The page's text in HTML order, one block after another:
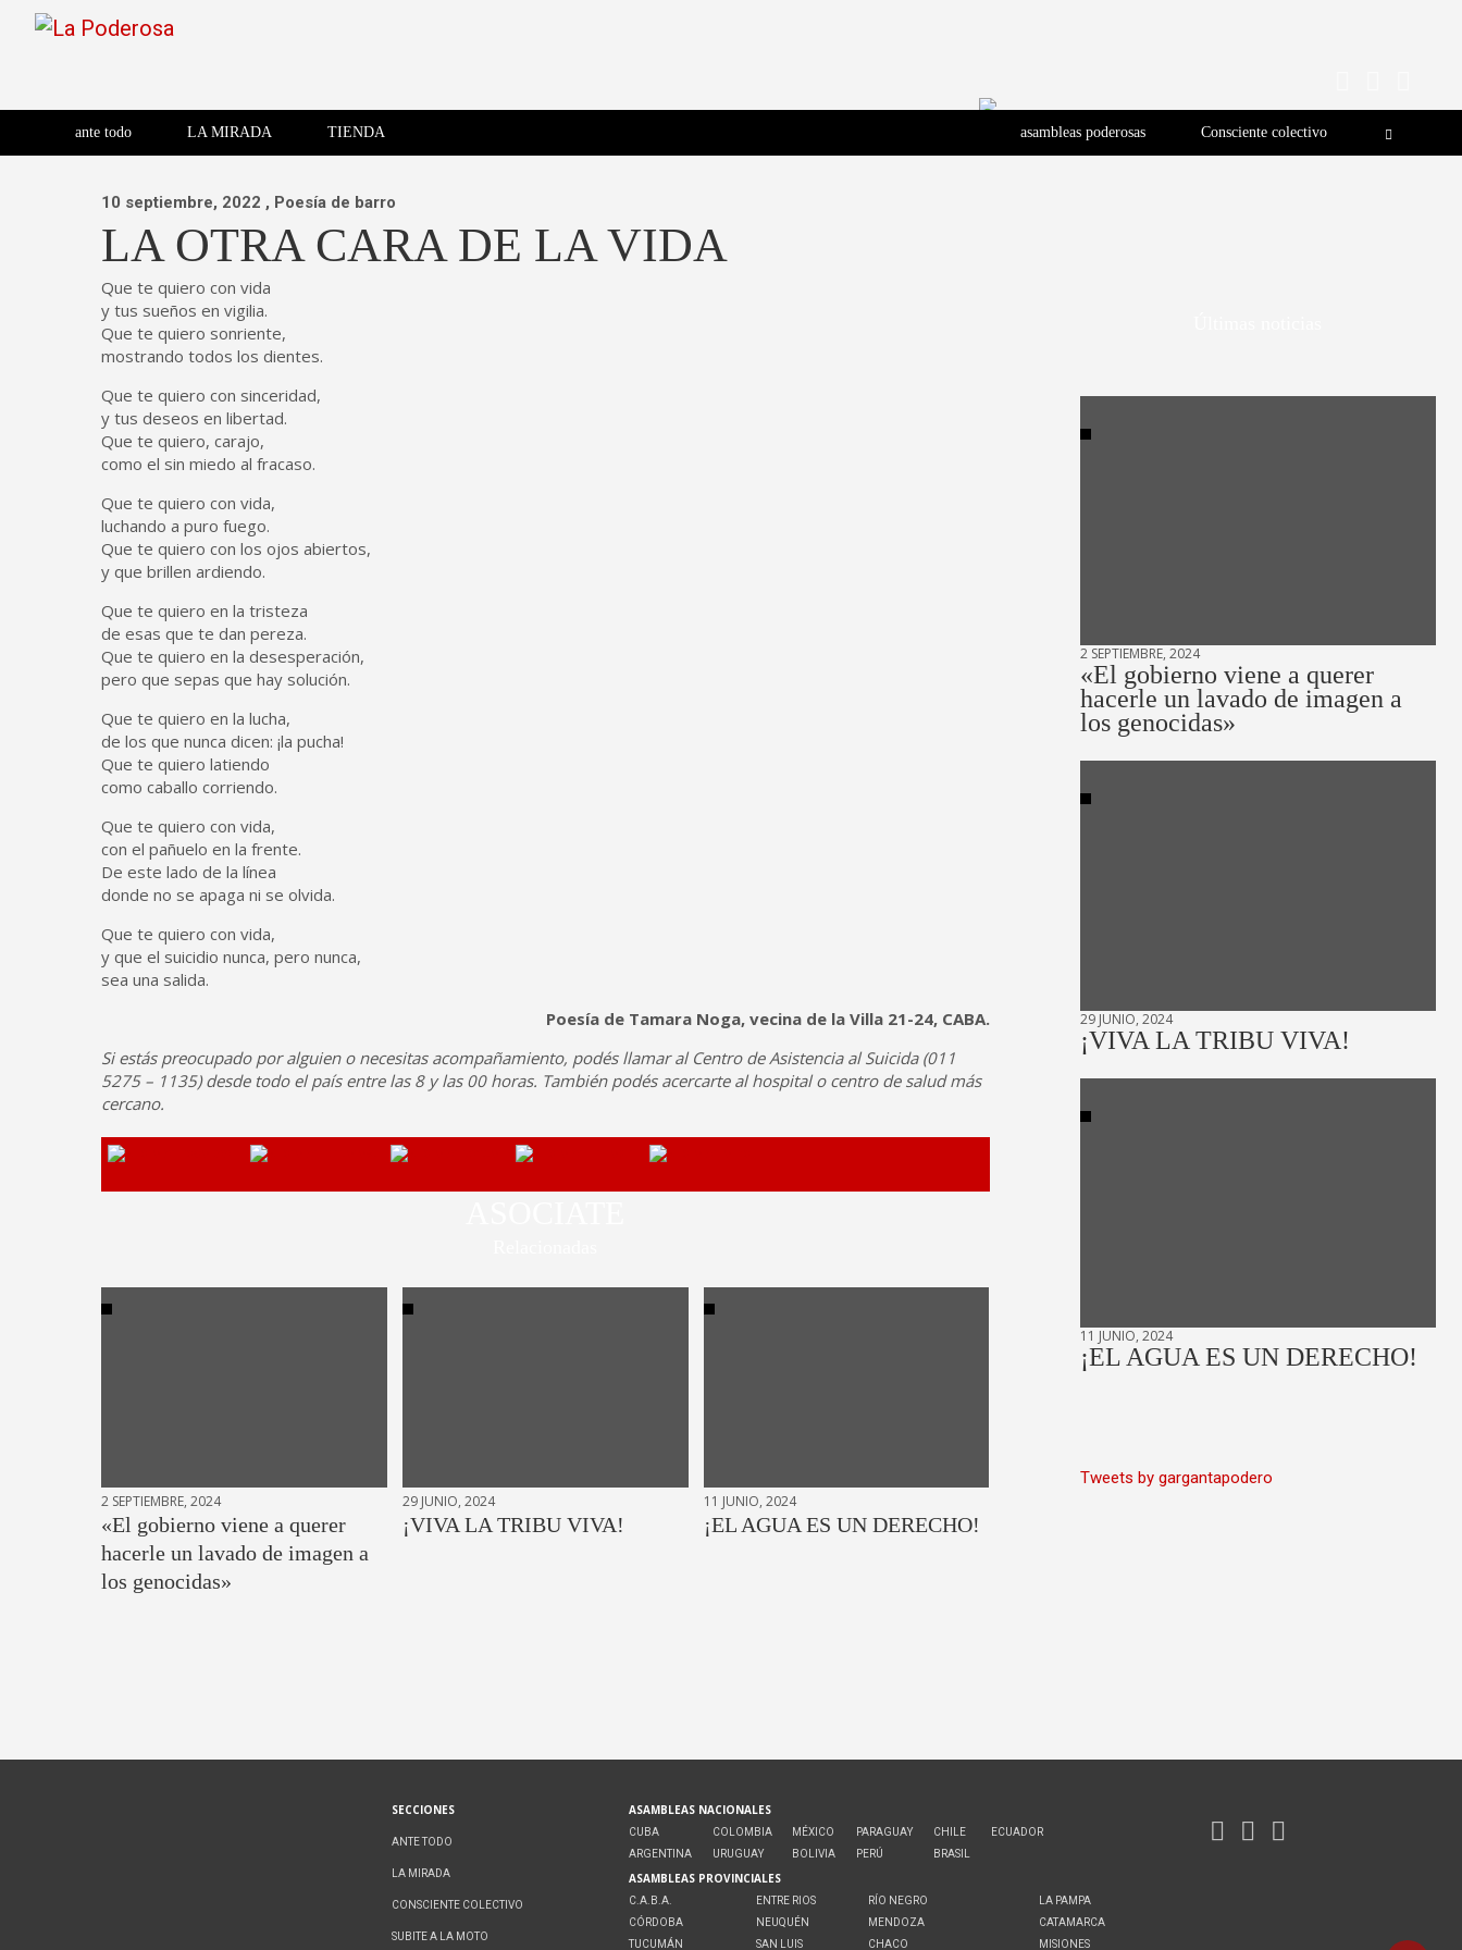
Saltar
La Poderosa
brazo literario del movimiento
La Poderosa
Revista de cultura villera, brazo literario del movimiento La Poderosa.
ante todo LA MIRADA TIENDA asambleas poderosas Consciente colectivo
10 septiembre, 2022 , Poesía de barro
LA OTRA CARA DE LA VIDA
Que te quiero con vida
y tus sueños en vigilia.
Que te quiero sonriente,
mostrando todos los dientes.
Que te quiero con sinceridad,
y tus deseos en libertad.
Que te quiero, carajo,
como el sin miedo al fracaso.
Que te quiero con vida,
luchando a puro fuego.
Que te quiero con los ojos abiertos,
y que brillen ardiendo.
Que te quiero en la tristeza
de esas que te dan pereza.
Que te quiero en la desesperación,
pero que sepas que hay solución.
Que te quiero en la lucha,
de los que nunca dicen: ¡la pucha!
Que te quiero latiendo
como caballo corriendo.
Que te quiero con vida,
con el pañuelo en la frente.
De este lado de la línea
donde no se apaga ni se olvida.
Que te quiero con vida,
y que el suicidio nunca, pero nunca,
sea una salida.
Poesía de Tamara Noga, vecina de la Villa 21-24, CABA.
Si estás preocupado por alguien o necesitas acompañamiento, podés llamar al Centro de Asistencia al Suicida (011
5275 – 1135) desde todo el país entre las 8 y las 00 horas. También podés acercarte al hospital o centro de salud más
cercano.
2 SEPTIEMBRE, 2024
«El gobierno viene a querer
hacerle un lavado de imagen a
los genocidas»
29 JUNIO, 2024
¡VIVA LA TRIBU VIVA!
11 JUNIO, 2024
¡EL AGUA ES UN DERECHO!
2 SEPTIEMBRE, 2024
«El gobierno viene a querer
hacerle un lavado de imagen a
los genocidas»
29 JUNIO, 2024
¡VIVA LA TRIBU VIVA!
11 JUNIO, 2024
¡EL AGUA ES UN DERECHO!
Tweets by gargantapodero
SECCIONES
ANTE TODO
LA MIRADA
CONSCIENTE COLECTIVO
SUBITE A LA MOTO
ASAMBLEAS NACIONALES
CUBA
ARGENTINA
COLOMBIA
URUGUAY
MÉXICO
BOLIVIA
PARAGUAY
PERÚ
CHILE
BRASIL
ECUADOR
ASAMBLEAS PROVINCIALES
C.A.B.A.
CÓRDOBA
TUCUMÁN
ENTRE RIOS
NEUQUÉN
SAN LUIS
RÍO NEGRO
MENDOZA
CHACO
LA PAMPA
CATAMARCA
MISIONES